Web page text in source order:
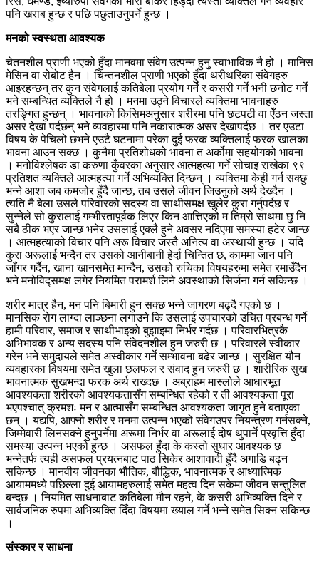
पनि खराब हुन्छ र पछि पछुताउनुपर्ने हुन्छ ।
मनको स्वस्थता आवश्यक
चेतनशील प्राणी भएको हुँदा मानवमा संवेग उत्पन्न हुनु स्वाभाविक नै हो । मानिस
मेसिन वा रोबोट हैन । चिन्तनशील प्राणी भएको हुँदा थरीथरिका संवेगहरु
आइरहन्छन् तर कुन संवेगलाई कतिबेला प्रयोग गर्ने र कसरी गर्ने भनी छनोट गर्ने
भने सम्बन्धित व्यक्तिले नै हो । मनमा उठ्ने विचारले व्यक्तिमा भावनाहरु
तरङ्गित हुन्छन् । भावनाको किसिमअनुसार शरीरमा पनि छटपटी वा ऐँठन जस्ता
असर देखा पर्दछन् भने व्यवहारमा पनि नकारात्मक असर देखापर्दछ । तर एउटा
विषय के पेचिलो छभने एउटै घटनामा परेका दुई फरक व्यक्तिलाई फरक खालका
भावना आउन सक्छ । कुनैमा प्रतिशोधको भावना त अर्कोमा सहयोगको भावना
। मनोविश्लेषक डा करुणा कुँवरका अनुसार आत्महत्या गर्ने सोचाइ राखेका ९९
प्रतिशत व्यक्तिले आत्महत्या गर्ने अभिव्यक्ति दिन्छन् । व्यक्तिमा केही गर्न सक्छु
भन्ने आशा जब कमजोर हुँदै जान्छ, तब उसले जीवन जिउनुको अर्थ देख्दैन ।
त्यति नै बेला उसले परिवारको सदस्य वा साथीसमक्ष खुलेर कुरा गर्नुपर्दछ र
सुन्नेले सो कुरालाई गम्भीरतापूर्वक लिएर किन आत्तिएको म तिम्रो साथमा छु नि
सबै ठीक भएर जान्छ भनेर उसलाई एक्लै हुने अवसर नदिएमा समस्या हटेर जान्छ
। आत्महत्याको विचार पनि अरू विचार जस्तै अनित्य वा अस्थायी हुन्छ । यदि
कुरा अरूलाई भन्दैन तर उसको आनीबानी हेर्दा चिन्तित छ, काममा जान पनि
जाँगर गर्दैन, खाना खानसमेत मान्दैन, उसको रुचिका विषयहरुमा समेत रमाउँदैन
भने मनोविद्समक्ष लगेर नियमित परामर्श लिने अवस्थाको सिर्जना गर्न सकिन्छ ।
शरीर मात्र हैन, मन पनि बिमारी हुन सक्छ भन्ने जागरण बढ्दै गएको छ ।
मानसिक रोग लाग्दा लाञ्छना लगाउने कि उसलाई उपचारको उचित प्रबन्ध गर्ने
हामी परिवार, समाज र साथीभाइको बुझाइमा निर्भर गर्दछ । परिवारभित्रकै
अभिभावक र अन्य सदस्य पनि संवेदनशील हुन जरुरी छ । परिवारले स्वीकार
गरेन भने समुदायले समेत अस्वीकार गर्ने सम्भावना बढेर जान्छ । सुरक्षित यौन
व्यवहारका विषयमा समेत खुला छलफल र संवाद हुन जरुरी छ । शारीरिक सुख
भावनात्मक सुखभन्दा फरक अर्थ राख्दछ । अब्राहम मास्लोले आधारभूत
आवश्यकता शरीरको आवश्यकतासँग सम्बन्धित रहेको र ती आवश्यकता पूरा
भएपश्चात् क्रमशः मन र आत्मासँग सम्बन्धित आवश्यकता जागृत हुने बताएका
छन् । यद्यपि, आफ्नो शरीर र मनमा उत्पन्न भएको संवेगउपर नियन्त्रण गर्नसक्ने,
जिम्मेवारी लिनसक्ने हुनुपर्नेमा अरूमा निर्भर वा अरूलाई दोष थुपार्ने प्रवृत्ति हुँदा
समस्या उत्पन्न भएको हुन्छ । असफल हुँदा के कस्तो सुधार आवश्यक छ
भन्नेतर्फ त्यही असफल प्रयत्नबाट पाठ सिकेर आशावादी हुँदै अगाडि बढ्न
सकिन्छ । मानवीय जीवनका भौतिक, बौद्धिक, भावनात्मक र आध्यात्मिक
आयाममध्ये पछिल्ला दुई आयामहरुलाई समेत महत्व दिन सकेमा जीवन सन्तुलित
बन्दछ । नियमित साधनाबाट कतिबेला मौन रहने, के कसरी अभिव्यक्ति दिने र
सार्वजनिक रुपमा अभिव्यक्ति दिँदा विषयमा ख्याल गर्ने भन्ने समेत सिक्न सकिन्छ
।
संस्कार र साधना